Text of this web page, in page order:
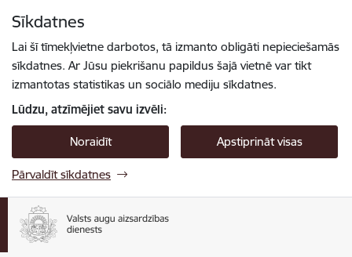
Sīkdatnes
Lai šī tīmekļvietne darbotos, tā izmanto obligāti nepieciešamās
sīkdatnes. Ar Jūsu piekrišanu papildus šajā vietnē var tikt
izmantotas statistikas un sociālo mediju sīkdatnes.
Lūdzu, atzīmējiet savu izvēli:
Noraidīt Apstiprināt visas
Pārvaldīt sīkdatnes